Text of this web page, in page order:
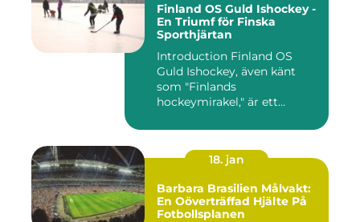
Finland OS Guld Ishockey -
En Triumf för Finska
Sporthjärtan
Introduction Finland OS
Guld Ishockey, även känt
som "Finlands
hockeymirakel," är ett
18. jan
Barbara Brasilien Målvakt:
En Oöverträffad Hjälte På
Fotbollsplanen